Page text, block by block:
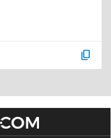
content_copy